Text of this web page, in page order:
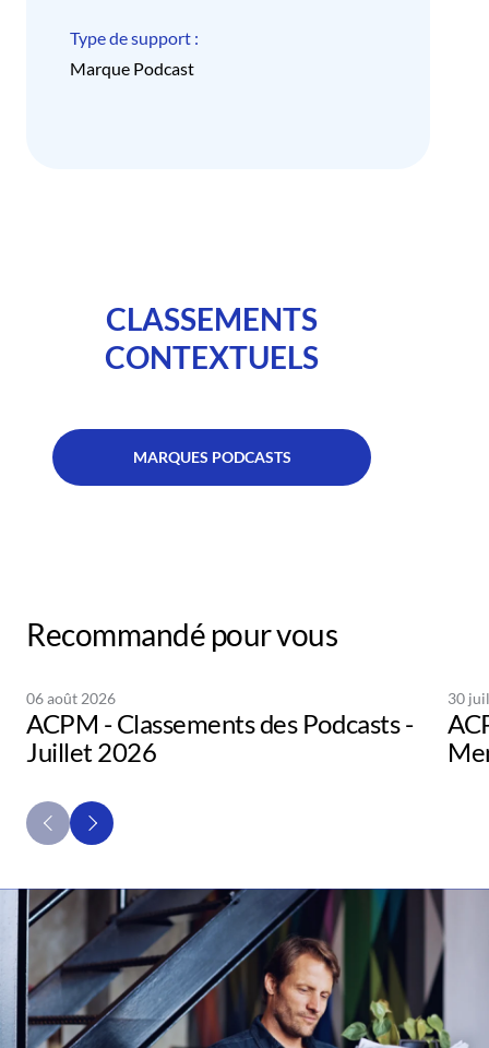
Type de support :
Marque Podcast
CLASSEMENTS
CONTEXTUELS
MARQUES PODCASTS
Recommandé pour vous
06 août 2026
ACPM - Classements des Podcasts -
Juillet 2026
30